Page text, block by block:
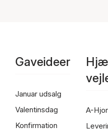
Gaveideer
Januar udsalg
Valentinsdag
Konfirmation
A-